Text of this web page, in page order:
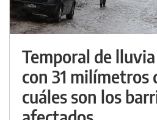
Temporal de
con 31 milímetros
cuáles son los